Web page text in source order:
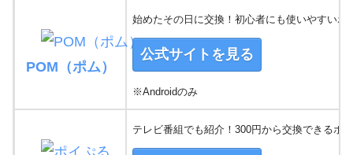
POM（ポム）
始めたその日に交換！初心者にも使いやすいポ
公式サイトを見る
※Androidのみ
テレビ番組でも紹介！300円から交換できるポ